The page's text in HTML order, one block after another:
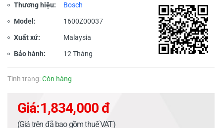
Thương hiệu: Bosch
Model: 1600Z00037
Xuất xứ: Malaysia
Bảo hành: 12 Tháng
Tình trạng:Còn hàng
Giá:1,834,000 đ
(Giá trên đã bao gồm thuế VAT)